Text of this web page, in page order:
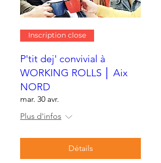
Inscription close
P'tit dej' convivial à
WORKING ROLLS │ Aix
NORD
mar. 30 avr.
Plus d'infos
Détails